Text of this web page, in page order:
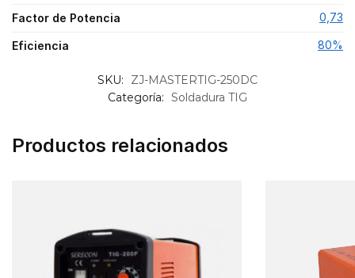
Factor de Potencia 0,73
Eficiencia 80%
SKU:
ZJ-MASTERTIG-250DC
Categoría: Soldadura TIG
Productos relacionados